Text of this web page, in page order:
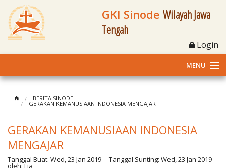
GKI Sinode Wilayah Jawa
Tengah
Login
MENU
Klasis dan Jemaat
Berita Kegiatan
BERITA SINODE
GERAKAN KEMANUSIAAN INDONESIA MENGAJAR
GERAKAN KEMANUSIAAN INDONESIA
MENGAJAR
Tanggal Buat: Wed, 23 Jan 2019 Tanggal Sunting: Wed, 23 Jan 2019
oleh:Lia